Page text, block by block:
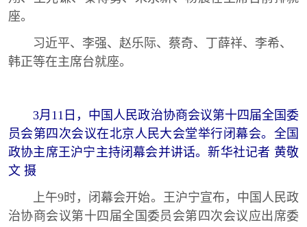
座。
习近平、李强、赵乐际、蔡奇、丁薛祥、李希、
韩正等在主席台就座。
3月11日，中国人民政治协商会议第十四届全国委
员会第四次会议在北京人民大会堂举行闭幕会。全国
政协主席王沪宁主持闭幕会并讲话。新华社记者 黄敬
文 摄
上午9时，闭幕会开始。王沪宁宣布，中国人民政
治协商会议第十四届全国委员会第四次会议应出席委